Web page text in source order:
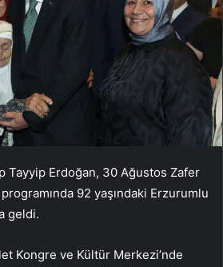
Tayyip Erdoğan, 30 Ağustos Zafer
92 yaşındaki Erzurumlu
geldi.
Kongre ve Kültür Merkezi’nde